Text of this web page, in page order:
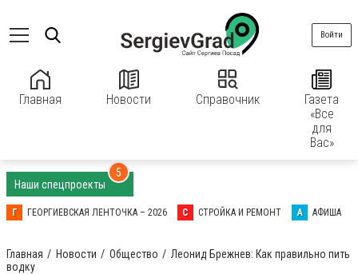
Главная Новости Справочник
Газета
«Все
для
Вас»
Войти
Наши спецпроекты
5
Г ГЕОРГИЕВСКАЯ ЛЕНТОЧКА – 2026 С СТРОЙКА И РЕМОНТ А АФИША
Главная Новости Общество
Леонид Брежнев: Как правильно пить
водку